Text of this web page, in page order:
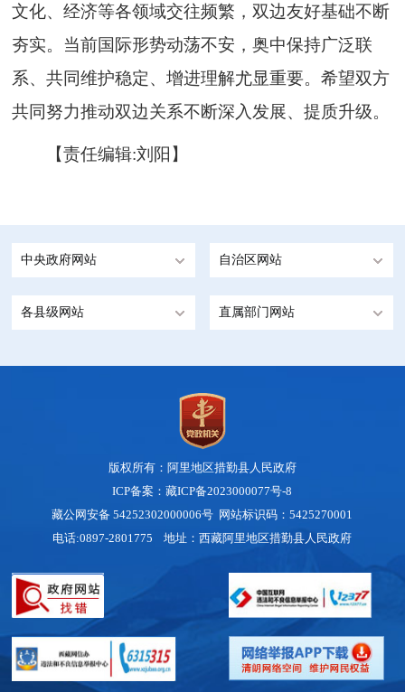
文化、经济等各领域交往频繁，双边友好基础不断
夯实。当前国际形势动荡不安，奥中保持广泛联
系、共同维护稳定、增进理解尤显重要。希望双方
共同努力推动双边关系不断深入发展、提质升级。
【责任编辑:刘阳】
中央政府网站 自治区网站
各县级网站 直属部门网站
版权所有：阿里地区措勤县人民政府
ICP备案：藏ICP备2023000077号-8
藏公网安备 54252302000006号 网站标识码：5425270001
电话:0897-2801775 地址：西藏阿里地区措勤县人民政府